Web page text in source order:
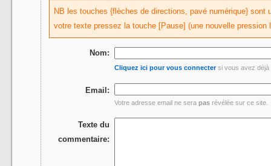
NB les touches {flèches de directions, pavé numérique}
votre texte pressez la touche [Pause] (une nouvelle pression
Nom:
Cliquez ici pour vous connectersi vous avez déjà
Email:
Votre adresse email ne serapas révélée sur ce site.
Texte du
commentaire: